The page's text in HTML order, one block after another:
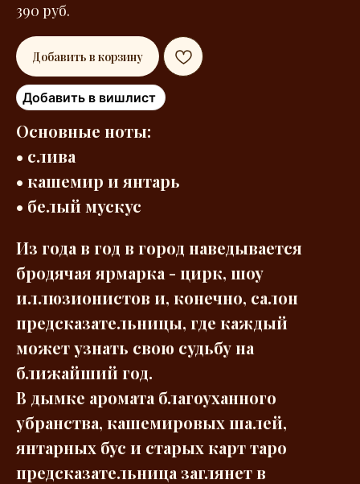
390 руб.
Добавить в корзину
Добавить в вишлист
Основные ноты:
• слива
• кашемир и янтарь
• белый мускус
Из года в год в город наведывается
бродячая ярмарка - цирк, шоу
иллюзионистов и, конечно, салон
предсказательницы, где каждый
может узнать свою судьбу на
ближайший год.
В дымке аромата благоуханного
убранства, кашемировых шалей,
янтарных бус и старых карт таро
предсказательница заглянет в